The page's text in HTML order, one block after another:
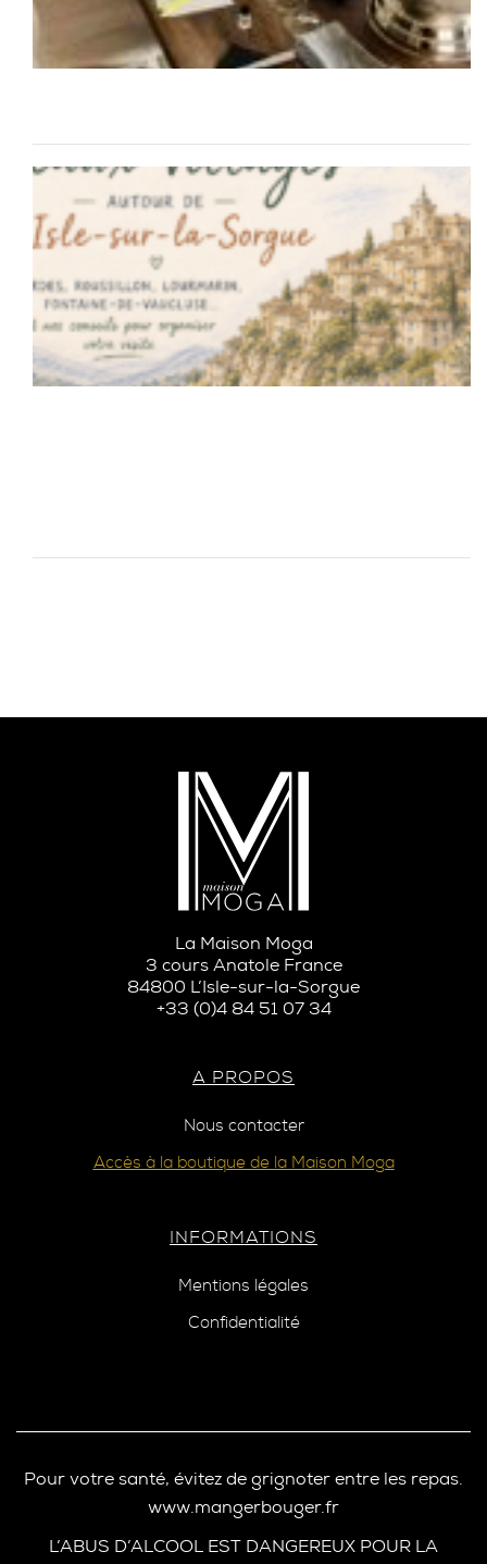
La Maison Moga
3 cours Anatole France
84800 L’Isle-sur-la-Sorgue
+33 (0)4 84 51 07 34
A PROPOS
Nous contacter
Accès à la boutique de la Maison Moga
INFORMATIONS
Mentions légales
Confidentialité
Pour votre santé, évitez de grignoter entre les repas.
www.mangerbouger.fr
L’ABUS D’ALCOOL EST DANGEREUX POUR LA